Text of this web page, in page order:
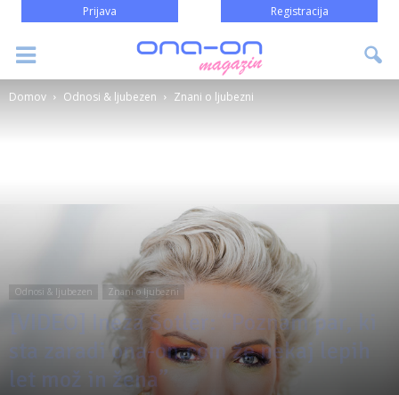
Prijava Registracija
Domov Odnosi & ljubezen Znani o ljubezni
Odnosi & ljubezen Znani o ljubezni
[VIDEO] Ineza Sotler: “Poznam par, ki
sta zaradi ona-on.com že nekaj lepih
let mož in žena”